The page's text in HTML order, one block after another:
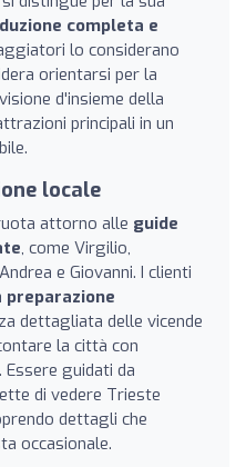
completa e
lo considerano
orientarsi per la
d'insieme della
principali in un
locale
attorno alle guide
, come Virgilio,
e Giovanni. I clienti
preparazione
dettagliata delle vicende
la città con
Essere guidati da
di vedere Trieste
dettagli che
occasionale.